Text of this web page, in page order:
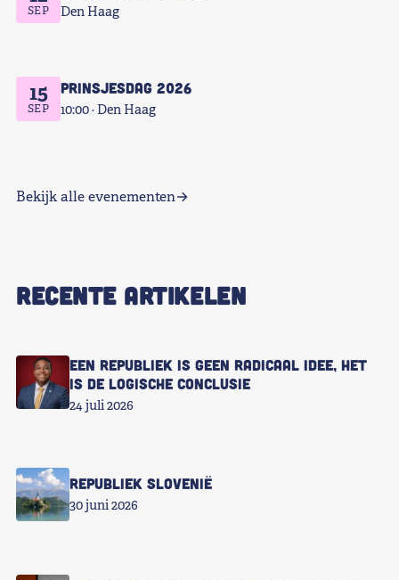
SEP Den Haag
15
SEP
Prinsjesdag 2026
10:00 Den Haag
Bekijk alle evenementen
RECENTE ARTIKELEN
Een republiek is geen radicaal idee, het
is de logische conclusie
24 juli 2026
Republiek Slovenië
30 juni 2026